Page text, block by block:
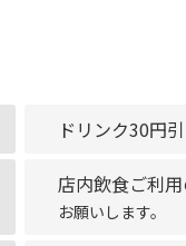
ドリンク30
店内飲食ご利
お願いします。